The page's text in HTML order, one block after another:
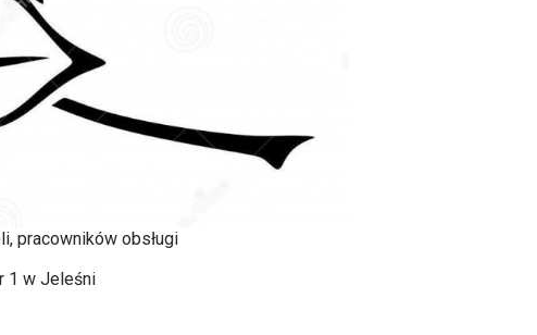
pracowników obsługi
1 w Jeleśni